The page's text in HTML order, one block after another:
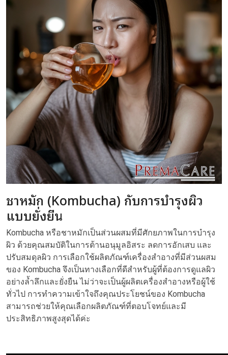
ชาหมัก (Kombucha) กับการบำรุงผิว
แบบยั่งยืน
Kombucha หรือชาหมักเป็นส่วนผสมที่มีศักยภาพในการบำรุง
ผิว ด้วยคุณสมบัติในการต้านอนุมูลอิสระ ลดการอักเสบ และ
ปรับสมดุลผิว การเลือกใช้ผลิตภัณฑ์เครื่องสำอางที่มีส่วนผสม
ของ Kombucha จึงเป็นทางเลือกที่ดีสำหรับผู้ที่ต้องการดูแลผิว
อย่างล้ำลึกและยั่งยืน ไม่ว่าจะเป็นผู้ผลิตเครื่องสำอางหรือผู้ใช้
ทั่วไป การทำความเข้าใจถึงคุณประโยชน์ของ Kombucha
สามารถช่วยให้คุณเลือกผลิตภัณฑ์ที่ตอบโจทย์และมี
ประสิทธิภาพสูงสุดได้ค่ะ